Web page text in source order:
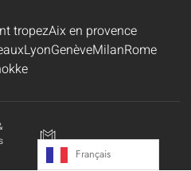
tropezAix en provence
LyonGenèveMilanRome
Français